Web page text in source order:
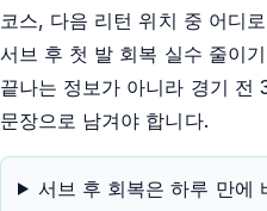
코스, 다음 리턴 위치 중 어디
서브 후 첫 발 회복 실수 줄이
끝나는 정보가 아니라 경기 전
문장으로 남겨야 합니다.
서브 후 회복은 하루 만에